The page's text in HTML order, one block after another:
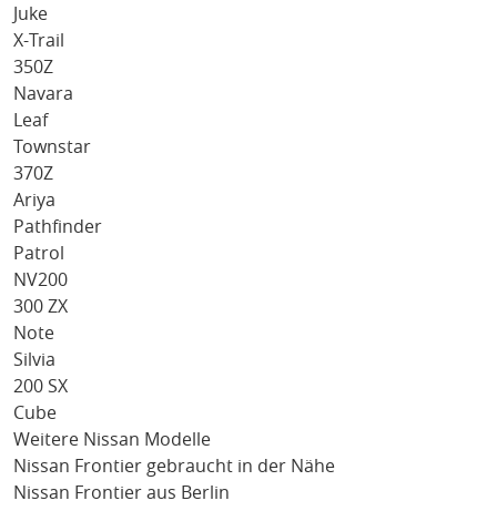
Juke
X-Trail
350Z
Navara
Leaf
Townstar
370Z
Ariya
Pathfinder
Patrol
NV200
300 ZX
Note
Silvia
200 SX
Cube
Weitere Nissan Modelle
Nissan Frontier gebraucht in der Nähe
Nissan Frontier aus Berlin